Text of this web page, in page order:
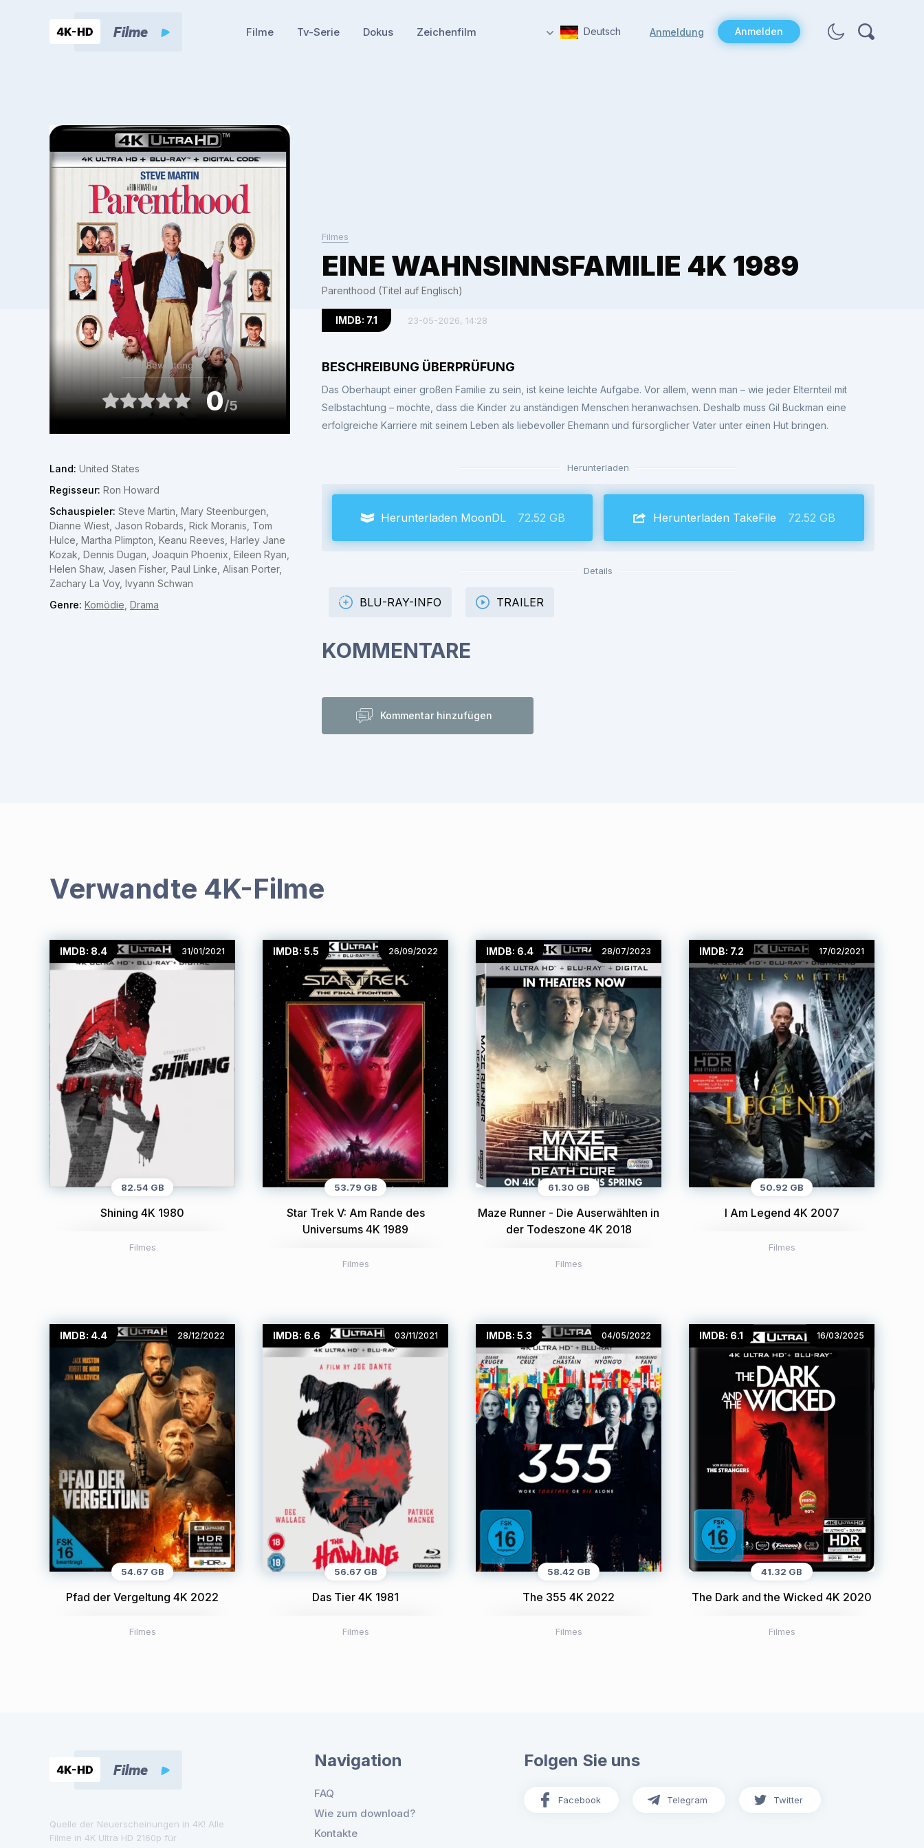
Filme Tv-Serie Dokus Zeichenfilm Deutsch Anmeldung Anmelden
Bewertung
0/5
Land: United States
Regisseur: Ron Howard
Schauspieler: Steve Martin, Mary Steenburgen,
Dianne Wiest, Jason Robards, Rick Moranis, Tom
Hulce, Martha Plimpton, Keanu Reeves, Harley Jane
Kozak, Dennis Dugan, Joaquin Phoenix, Eileen Ryan,
Helen Shaw, Jasen Fisher, Paul Linke, Alisan Porter,
Zachary La Voy, Ivyann Schwan
Genre: Komödie Drama
Filmes
EINE WAHNSINNSFAMILIE 4K 1989
Parenthood (Titel auf Englisch)
IMDB: 7.1 23-05-2026, 14:28
BESCHREIBUNG ÜBERPRÜFUNG
Das Oberhaupt einer großen Familie zu sein, ist keine leichte Aufgabe. Vor allem, wenn man – wie jeder Elternteil mit
Selbstachtung – möchte, dass die Kinder zu anständigen Menschen heranwachsen. Deshalb muss Gil Buckman eine
erfolgreiche Karriere mit seinem Leben als liebevoller Ehemann und fürsorglicher Vater unter einen Hut bringen.
Herunterladen
Herunterladen MoonDL 72.52 GB Herunterladen TakeFile 72.52 GB
Details
BLU-RAY-INFO TRAILER
KOMMENTARE
Kommentar hinzufügen
Verwandte 4K-Filme
IMDB: 8.4 31/01/2021
82.54 GB
Shining 4K 1980
Filmes
IMDB: 5.5 26/09/2022
53.79 GB
Star Trek V: Am Rande des
Universums 4K 1989
Filmes
IMDB: 6.4 28/07/2023
61.30 GB
Maze Runner - Die Auserwählten in
der Todeszone 4K 2018
Filmes
IMDB: 7.2 17/02/2021
50.92 GB
I Am Legend 4K 2007
Filmes
IMDB: 4.4 28/12/2022
54.67 GB
Pfad der Vergeltung 4K 2022
Filmes
IMDB: 6.6 03/11/2021
56.67 GB
Das Tier 4K 1981
Filmes
IMDB: 5.3 04/05/2022
58.42 GB
The 355 4K 2022
Filmes
IMDB: 6.1 16/03/2025
41.32 GB
The Dark and the Wicked 4K 2020
Filmes
Quelle der Neuerscheinungen in 4K! Alle
Filme in 4K Ultra HD 2160p für
Navigation
FAQ
Wie zum download?
Kontakte
Folgen Sie uns
Facebook Telegram Twitter